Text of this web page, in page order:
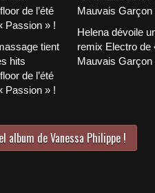
tient
hits
de l’été
Passion » !
Helena dévoile
remix Electro de
Mauvais Garçon
album de Vanessa Philippe !